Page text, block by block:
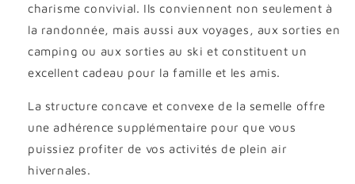
charisme convivial. Ils conviennent non seulement à
la randonnée, mais aussi aux voyages, aux sorties en
camping ou aux sorties au ski et constituent un
excellent cadeau pour la famille et les amis.
La structure concave et convexe de la semelle offre
une adhérence supplémentaire pour que vous
puissiez profiter de vos activités de plein air
hivernales.